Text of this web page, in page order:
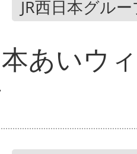
JR西日本グル
本あいウ